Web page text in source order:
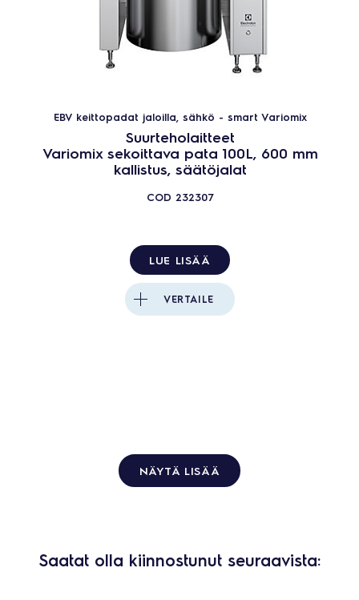
EBV keittopadat jaloilla, sähkö - smart Variomix
Suurteholaitteet
Variomix sekoittava pata 100L, 600 mm
kallistus, säätöjalat
COD 232307
LUE LISÄÄ
VERTAILE
NÄYTÄ LISÄÄ
Saatat olla kiinnostunut seuraavista: